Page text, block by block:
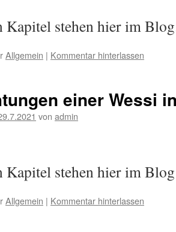
Kapitel stehen hier im
Allgemein | Kommentar hinterlassen
einer Wessi
von admin
Kapitel stehen hier im
Allgemein | Kommentar hinterlassen